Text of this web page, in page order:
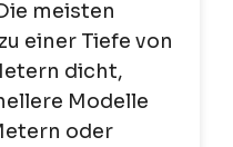
meisten
einer Tiefe von
dicht,
Modelle
oder